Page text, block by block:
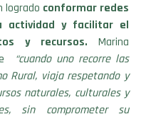
logrado conformar redes
actividad y facilitar el
y recursos. Marina
“cuando uno recorre las
Rural, viaja respetando y
naturales, culturales y
sin comprometer su